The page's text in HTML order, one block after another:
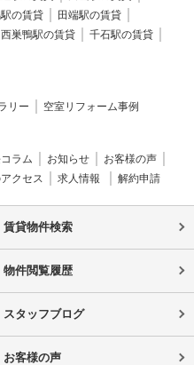
の賃貸
田端駅の賃貸
西巣鴨駅の賃貸
千石駅の賃貸
リー 空室リフォーム事例
ラム お知らせ
お客様の声
クセス 求人情報 解約申請
賃貸物件検索
物件閲覧履歴
スタッフブログ
お客様の声